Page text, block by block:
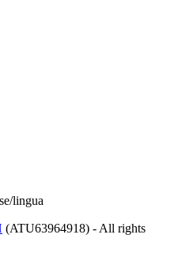
lingua
(ATU63964918) - All rights